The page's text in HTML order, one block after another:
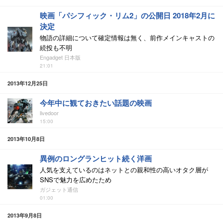
映画「パシフィック・リム2」の公開日 2018年2月に
決定
物語の詳細について確定情報は無く、前作メインキャストの
続投も不明
Engadget 日本版
21:01
2013年12月25日
今年中に観ておきたい話題の映画
livedoor
15:00
2013年10月8日
異例のロングランヒット続く洋画
人気を支えているのはネットとの親和性の高いオタク層が
SNSで魅力を広めたため
ガジェット通信
01:00
2013年9月8日